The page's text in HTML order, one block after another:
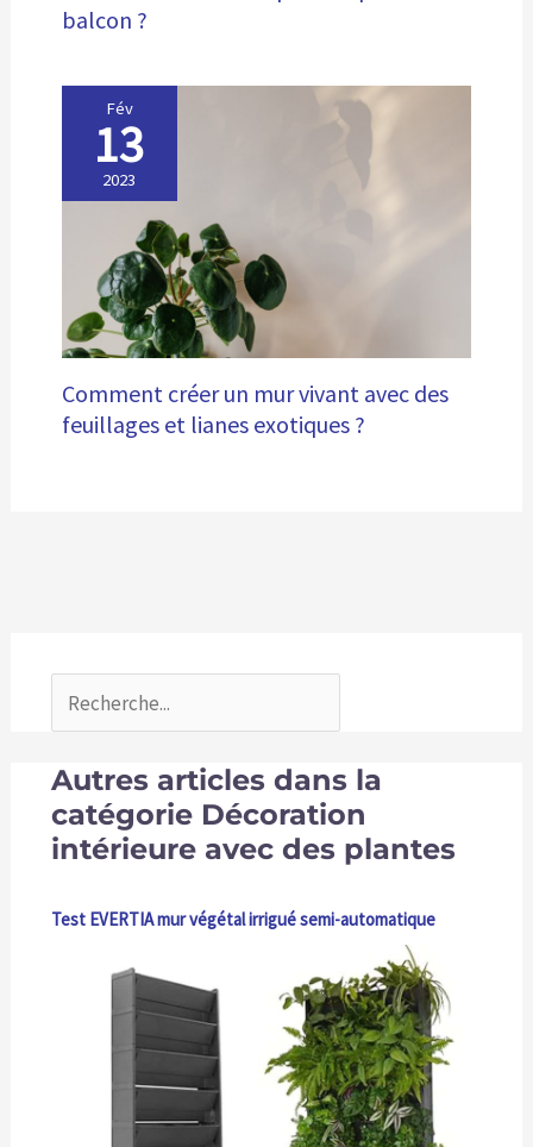
balcon ?
Fév
13
2023
Comment créer un mur vivant avec des
feuillages et lianes exotiques ?
Autres articles dans la
catégorie Décoration
intérieure avec des plantes
Test EVERTIA mur végétal irrigué semi-automatique